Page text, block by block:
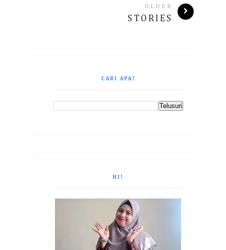
OLDER
STORIES
CARI APA?
HI!